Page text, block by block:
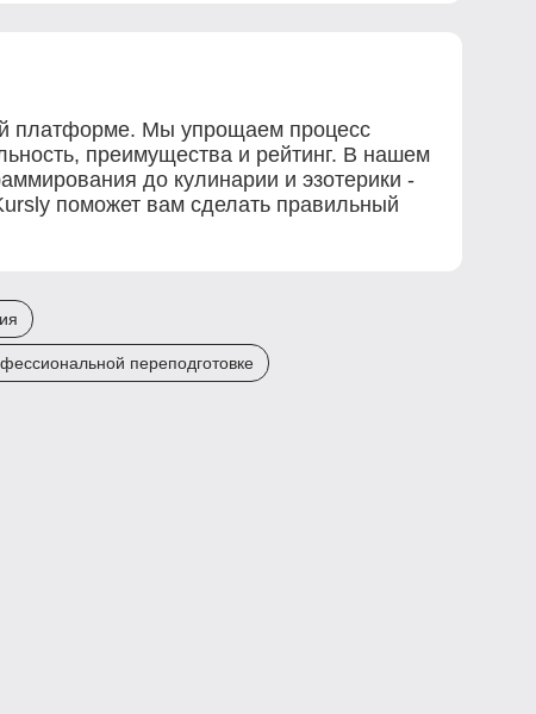
платформе. Мы упрощаем процесс
преимущества и рейтинг. В нашем
до кулинарии и эзотерики -
поможет вам сделать правильный
переподготовке